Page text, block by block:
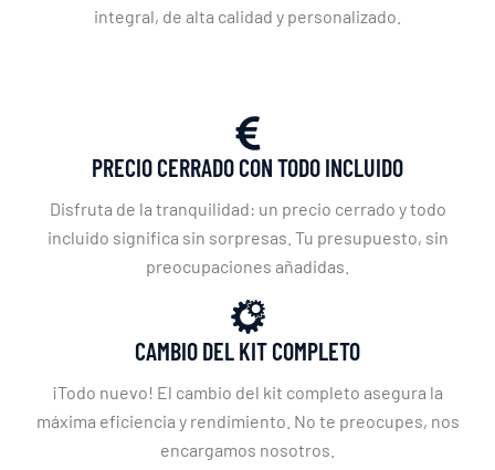
integral, de alta calidad y personalizado.
PRECIO CERRADO CON TODO INCLUIDO
Disfruta de la tranquilidad: un precio cerrado y todo
incluido significa sin sorpresas. Tu presupuesto, sin
preocupaciones añadidas.
CAMBIO DEL KIT COMPLETO
¡Todo nuevo! El cambio del kit completo asegura la
máxima eficiencia y rendimiento. No te preocupes, nos
encargamos nosotros.